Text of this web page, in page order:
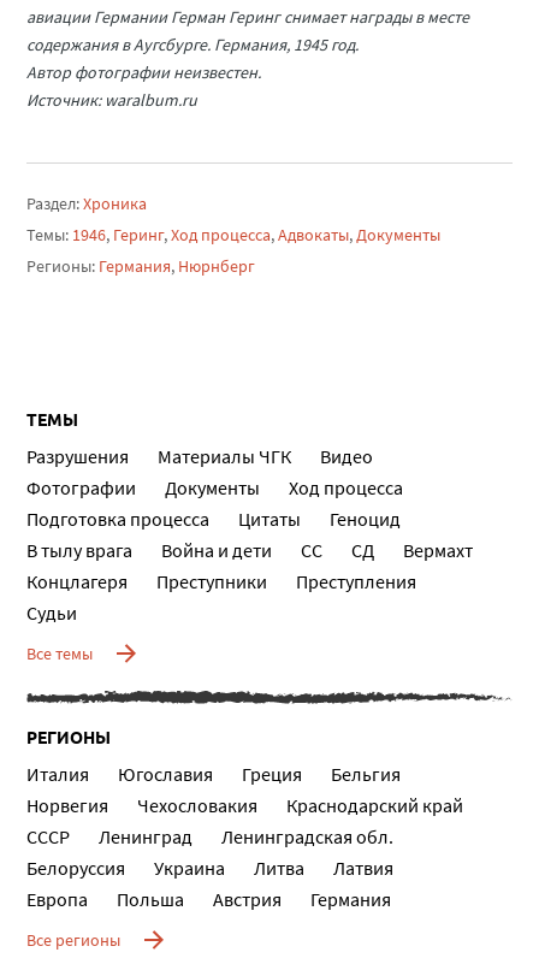
авиации Германии Герман Геринг снимает награды в месте
содержания в Аугсбурге. Германия, 1945 год.
Автор фотографии неизвестен.
Источник: waralbum.ru
Раздел:Хроника
Темы: 1946, Геринг,Ход процесса,Адвокаты,Документы
Регионы: Германия, Нюрнберг
ТЕМЫ
Разрушения Материалы ЧГК
Видео
Фотографии
Документы
Ход процесса
Подготовка процесса
Цитаты
Геноцид
В тылу врага
Война и дети СС СД
Вермахт
Концлагеря
Преступники
Преступления
Судьи
Все темы
РЕГИОНЫ
Италия Югославия Греция
Бельгия
Норвегия
Чехословакия
Краснодарский край
СССР
Ленинград
Ленинградская обл.
Белоруссия
Украина Литва
Латвия
Европа
Польша Австрия Германия
Все регионы